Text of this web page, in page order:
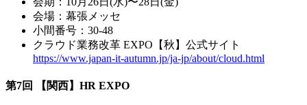
会場：幕張メッセ
小間番号：30-48
クラウド業務改革 EXPO【秋】公式サイト
https://www.japan-it-autumn.jp/ja-jp/about/cloud.html
第7回 【関西】HR EXPO